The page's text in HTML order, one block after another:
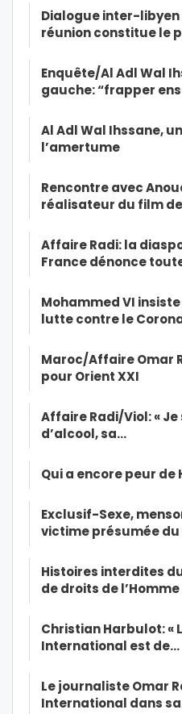
Dialogue inter-libyen
réunion constitue le
Enquête/Al Adl Wal
gauche: “frapper
Al Adl Wal Ihssane,
l’amertume
Rencontre avec
réalisateur du film
Affaire Radi: la
France dénonce
Mohammed VI
lutte contre le
Maroc/Affaire Omar
pour Orient XXI
Affaire Radi/Viol: «
d’alcool, sa…
Qui a encore peur de
Exclusif-Sexe,
victime présumée
Histoires interdites
de droits de
Christian Harbulot: «
International est de…
Le journaliste Omar
International dans